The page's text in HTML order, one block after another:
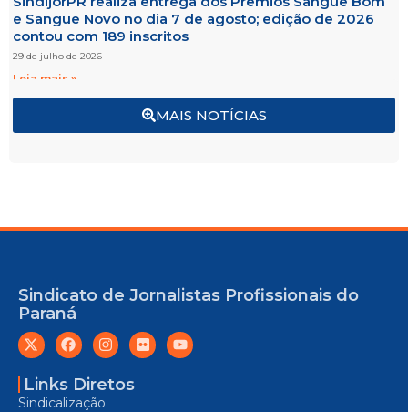
MAIS NOTÍCIAS
e Sangue Novo no dia 7 de agosto; edição de 2026
contou com 189 inscritos
29 de julho de 2026
Leia mais »
Sindicato de Jornalistas Profissionais do
Paraná
Links Diretos
Sindicalização